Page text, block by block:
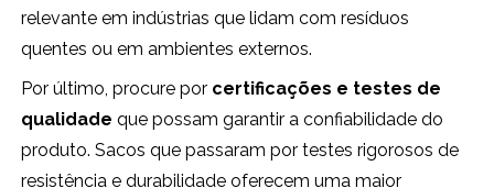
relevante em indústrias que lidam com resíduos
quentes ou em ambientes externos.
Por último, procure por certificações e testes de
qualidade que possam garantir a confiabilidade do
produto. Sacos que passaram por testes rigorosos de
resistência e durabilidade oferecem uma maior